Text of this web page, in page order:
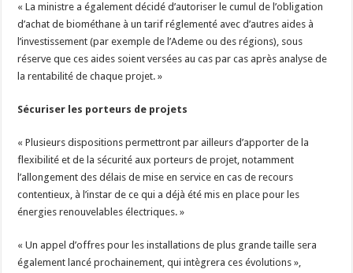
« La ministre a également décidé d’autoriser le cumul de l’obligation
d’achat de biométhane à un tarif réglementé avec d’autres aides à
l’investissement (par exemple de l’Ademe ou des régions), sous
réserve que ces aides soient versées au cas par cas après analyse de
la rentabilité de chaque projet. »
Sécuriser les porteurs de projets
« Plusieurs dispositions permettront par ailleurs d’apporter de la
flexibilité et de la sécurité aux porteurs de projet, notamment
l’allongement des délais de mise en service en cas de recours
contentieux, à l’instar de ce qui a déjà été mis en place pour les
énergies renouvelables électriques. »
« Un appel d’offres pour les installations de plus grande taille sera
également lancé prochainement, qui intègrera ces évolutions »,